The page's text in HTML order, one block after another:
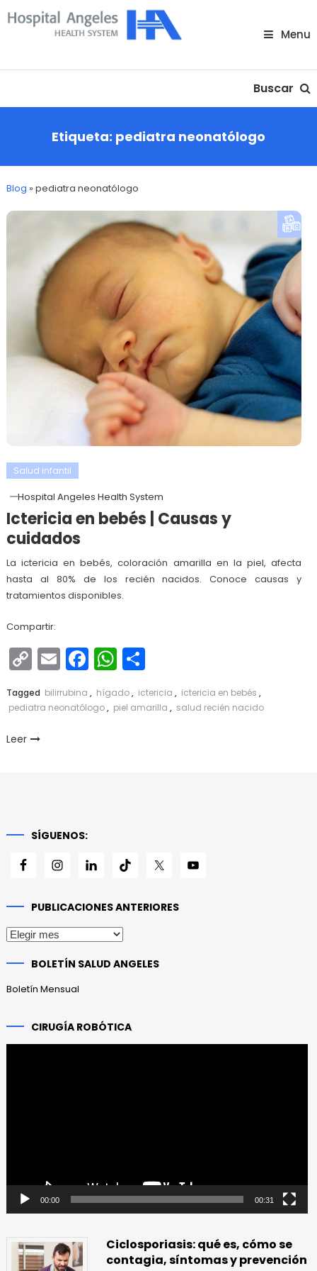
Skip
To
Menu
Buscar
Etiqueta: pediatra neonatólogo
Blog »pediatra neonatólogo
Salud infantil
Hospital Angeles Health System
Ictericia en bebés | Causas y
cuidados
La ictericia en bebés, coloración amarilla en la piel, afecta
hasta al 80% de los recién nacidos. Conoce causas y
tratamientos disponibles.
Compartir:
Copy
Link
EmailFacebook
WhatsApp
Compartir
Tagged bilirrubina , hígado, ictericia , ictericia en bebés ,
pediatra neonatólogo, piel amarilla , salud recién nacido
Leer
SÍGUENOS:
PUBLICACIONES ANTERIORES
Publicaciones
BOLETÍN SALUD ANGELES
Boletín Mensual
CIRUGÍA ROBÓTICA
00:00 00:31
Ciclosporiasis: qué es, cómo se
contagia, síntomas y prevención